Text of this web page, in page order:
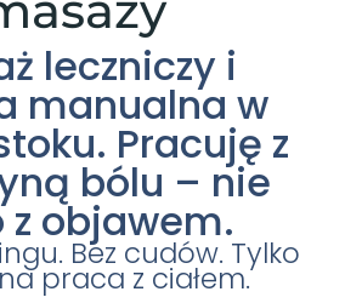
leczniczy i
manualna w
Pracuję z
bólu – nie
z objawem.
Bez cudów. Tylko
praca z ciałem.